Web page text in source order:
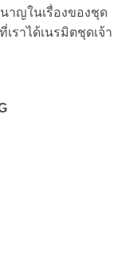
าญในเรื่องของชุด
ราได้เนรมิตชุดเจ้า